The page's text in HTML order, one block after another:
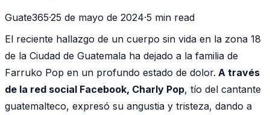
Guate365·25 de mayo de 2024·5 min read
El reciente hallazgo de un cuerpo sin vida en la zona 18
de la Ciudad de Guatemala ha dejado a la familia de
Farruko Pop en un profundo estado de dolor. A través
de la red social Facebook, Charly Pop, tío del cantante
guatemalteco, expresó su angustia y tristeza, dando a